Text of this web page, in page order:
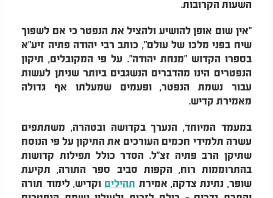
השעות הקרובות.
"אין שום אופן להושיע ולהציל את הנפטר כי אם לשפוך
שיח בפני מלכו של עולם", כותב רבי יהודה פתיה זיע"א
בספרו הקדוש "מנחת יהודה". על פי המקובלים, תיקון
הנפטרים הינו מהדברים הנשגבים ביותר שניתן לעשות
עבור נשמת הנפטר, ופעמים שמעלתו אף גדולה
מאמירת קדיש.
במעמד המיוחד, הנערך בקדושה ובטהרה, משתתפים
עשרה תלמידי חכמים העורכים את התיקון על פי הנוסח
שתיקן הרב פתיה זצ"ל. הסדר כולל תפילות קדושות
בהתרוממות רוח, הקפות סביב ספר התורה, תקיעת
שופר, נתינת צדקה, אמירת תהילים וקדיש, לימוד תורה